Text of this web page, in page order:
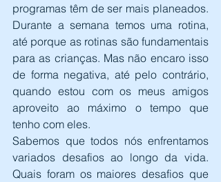
programas têm de ser mais planeados.
Durante a semana temos uma rotina,
até porque as rotinas são fundamentais
para as crianças. Mas não encaro isso
de forma negativa, até pelo contrário,
quando estou com os meus amigos
aproveito ao máximo o tempo que
tenho com eles.
Sabemos que todos nós enfrentamos
variados desafios ao longo da vida.
Quais foram os maiores desafios que